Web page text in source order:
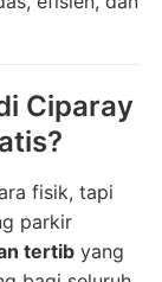
Ciparay
fisik, tapi
parkir
tertibyang